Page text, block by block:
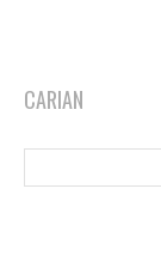
CARIAN